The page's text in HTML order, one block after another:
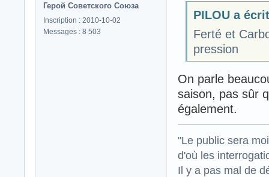
Герой Советского Союза
Inscription : 2010-10-02
Messages : 8 503
PILOU a
Ferté et
pression
On parle
saison, pas sûr
également.
"Le public sera
d'où les
Il y a pas mal de